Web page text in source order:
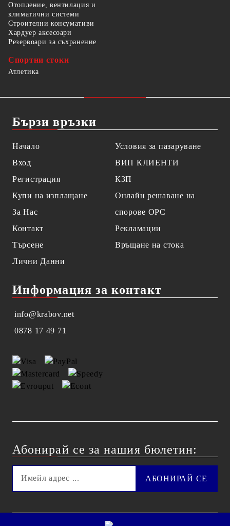
Отопление, вентилация и
климатични системи
Строителни консумативи
Хардуер аксесоари
Резервоари за съхранение
Спортни стоки
Атлетика
Бързи връзки
Начало
Вход
Регистрация
Купи на изплащане
За Нас
Контакт
Търсене
Лични Данни
Условия за пазаруване
ВИП КЛИЕНТИ
КЗП
Онлайн решаване на
спорове OPC
Рекламации
Връщане на стока
Информация за контакт
info@krabov.net
0878 17 49 71
Абонирай се за нашия бюлетин: